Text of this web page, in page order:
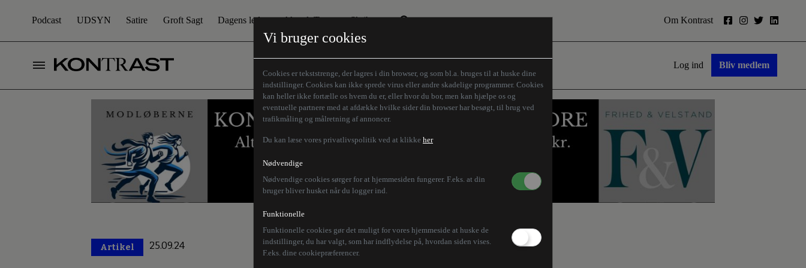
Vi bruger cookies
Cookies er tekststrenge, der lagres i din browser, og som bl.a. bruges til at huske dine
indstillinger. Cookies kan ikke sprede virus eller andre skadelige programmer. Cookies
kan heller ikke fortælle os hvem du er, eller hvor du bor, men kan hjælpe os og
eventuelle partnere med at afdække hvilke sider din browser har besøgt, til brug ved
trafikmåling og målretning af annoncer.
Du kan læse vores privatlivspolitik ved at klikke her
Nødvendige
Nødvendige cookies sørger for at hjemmesiden fungerer. F.eks. at din
bruger bliver husket når du logger ind.
Funktionelle
Funktionelle cookies gør det muligt for vores hjemmeside at huske de
indstillinger, du har valgt, som har indflydelse på, hvordan siden vises.
F.eks. dine cookiepræferencer.
Podcast UDSYN Satire Groft Sagt Dagens leder Aktuelt Tema
Den borgelige brille
Humaniora forfra
Store Danskere
Skribenter
Z-aksen
Om Kontrast
Log ind Bliv medlem
Artikel 25.09.24